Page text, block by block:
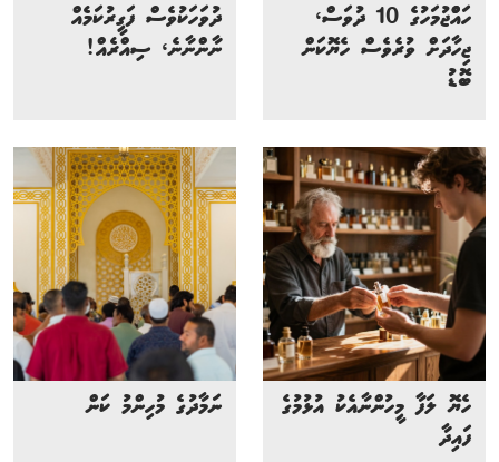
ހައްްޖުމަހުގެ 10 ދުވަސް،
ޖިހާދަށް ވުރެވެސް ހެޔޮކަން
ބޮޑު
ދުވަހަކުވެސް ފަގީރުކަމެއް
ނާންނާނެ، ސިއްރެއް!
ހެޔޮ ލަފާ މީހުންނާއެކު އުޅުމުގެ
ފައިދާ
ނަމާދުގެ މުހިންމު ކަން